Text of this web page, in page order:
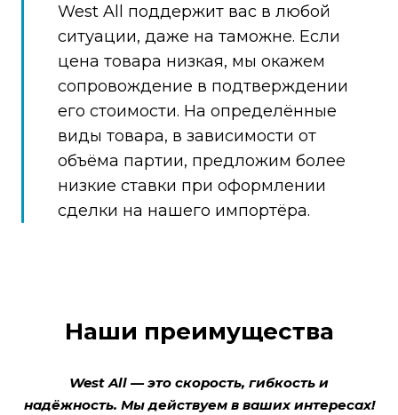
West All поддержит вас в любой
ситуации, даже на таможне. Если
цена товара низкая, мы окажем
сопровождение в подтверждении
его стоимости. На определённые
виды товара, в зависимости от
объёма партии, предложим более
низкие ставки при оформлении
сделки на нашего импортёра.
Наши преимущества
West All — это скорость, гибкость и
надёжность. Мы действуем в ваших интересах!